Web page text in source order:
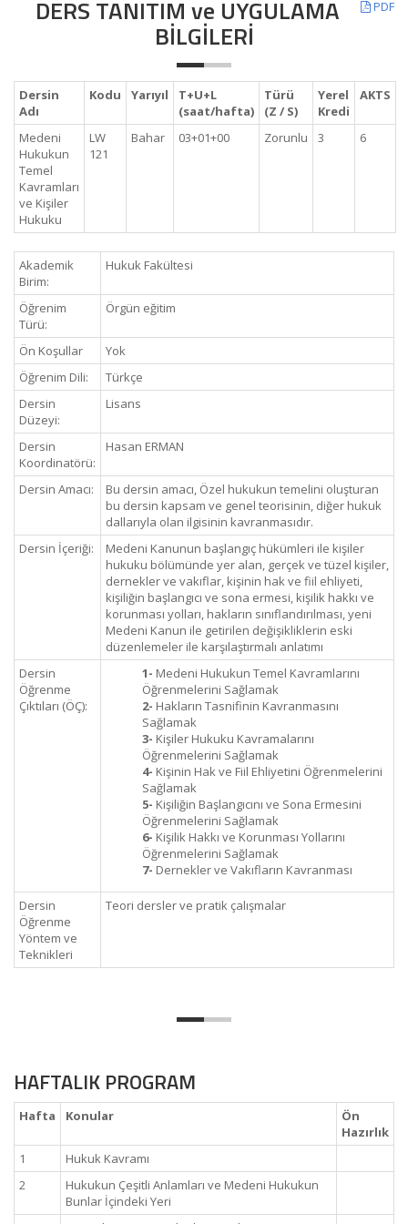
PDF
DERS TANITIM ve UYGULAMA
BİLGİLERİ
Dersin
Adı
Kodu Yarıyıl
T+U+L
(saat/hafta)
Türü
(Z / S)
Yerel
Kredi
AKTS
Medeni
Hukukun
Temel
Kavramları
ve Kişiler
Hukuku
LW
121
Bahar 03+01+00 Zorunlu 3 6
Akademik
Birim:
Hukuk Fakültesi
Öğrenim
Türü:
Örgün eğitim
Ön Koşullar
Yok
Öğrenim Dili:
Türkçe
Dersin
Düzeyi:
Lisans
Dersin
Koordinatörü:
Hasan ERMAN
Dersin Amacı:
Bu dersin amacı, Özel hukukun temelini oluşturan
bu dersin kapsam ve genel teorisinin, diğer hukuk
dallarıyla olan ilgisinin kavranmasıdır.
Dersin İçeriği:
Medeni Kanunun başlangıç hükümleri ile kişiler
hukuku bölümünde yer alan, gerçek ve tüzel kişiler,
dernekler ve vakıflar, kişinin hak ve fiil ehliyeti,
kişiliğin başlangıcı ve sona ermesi, kişilik hakkı ve
korunması yolları, hakların sınıflandırılması, yeni
Medeni Kanun ile getirilen değişikliklerin eski
düzenlemeler ile karşılaştırmalı anlatımı
Dersin
Öğrenme
Çıktıları (ÖÇ):
1- Medeni Hukukun Temel Kavramlarını
Öğrenmelerini Sağlamak
2- Hakların Tasnifinin Kavranmasını
Sağlamak
3- Kişiler Hukuku Kavramalarını
Öğrenmelerini Sağlamak
4- Kişinin Hak ve Fiil Ehliyetini Öğrenmelerini
Sağlamak
5- Kişiliğin Başlangıcını ve Sona Ermesini
Öğrenmelerini Sağlamak
6- Kişilik Hakkı ve Korunması Yollarını
Öğrenmelerini Sağlamak
7- Dernekler ve Vakıfların Kavranması
Dersin
Öğrenme
Yöntem ve
Teknikleri
Teori dersler ve pratik çalışmalar
HAFTALIK PROGRAM
Hafta Konular
Ön
Hazırlık
1
Hukuk Kavramı
2
Hukukun Çeşitli Anlamları ve Medeni Hukukun
Bunlar İçindeki Yeri